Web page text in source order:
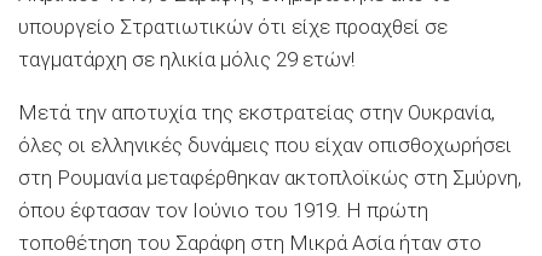
υπουργείο Στρατιωτικών ότι είχε προαχθεί σε
ταγματάρχη σε ηλικία μόλις 29 ετών!
Μετά την αποτυχία της εκστρατείας στην Ουκρανία,
όλες οι ελληνικές δυνάμεις που είχαν οπισθοχωρήσει
στη Ρουμανία μεταφέρθηκαν ακτοπλοϊκώς στη Σμύρνη,
όπου έφτασαν τον Ιούνιο του 1919. Η πρώτη
τοποθέτηση του Σαράφη στη Μικρά Ασία ήταν στο